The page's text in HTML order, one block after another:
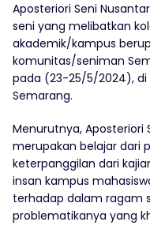
Aposteriori Seni
seni yang melibatkan
akademik/kampus
komunitas/seniman
pada (23-25/5/2024), di
Semarang.
Menurutnya, Aposteriori
merupakan belajar dari
keterpanggilan dari
insan kampus
terhadap dalam ragam
problematikanya yang